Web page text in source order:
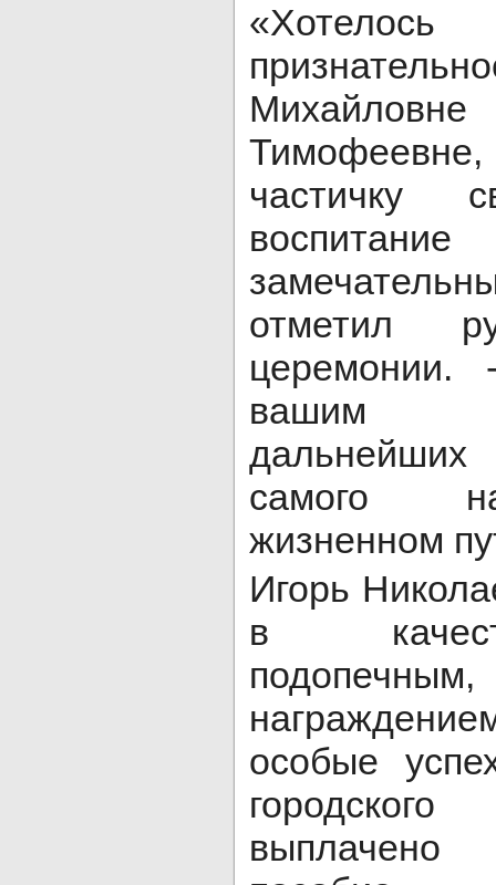
Тимофеевне,
частичку
отметил
вашим
дальнейших
самого
жизненном
Игорь
в
особые
выплачено